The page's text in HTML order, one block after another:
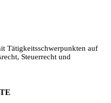
Tätigkeitsschwerpunkten auf
Steuerrecht und